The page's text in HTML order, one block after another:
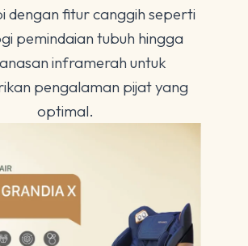
dengan fitur canggih seperti
pemindaian tubuh hingga
inframerah untuk
pengalaman pijat yang
optimal.